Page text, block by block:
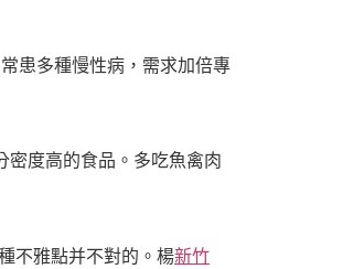
患多種慢性病，需求加倍專
度高的食品。多吃魚禽肉
不雅點并不對的。楊新竹